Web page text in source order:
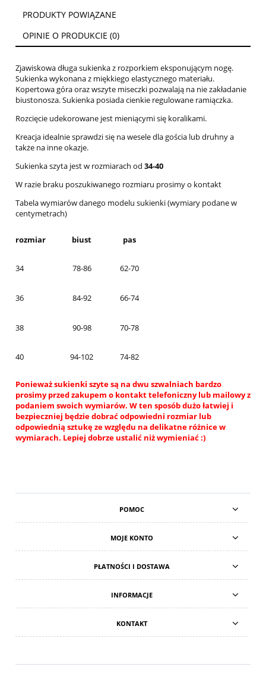
PRODUKTY POWIĄZANE
OPINIE O PRODUKCIE (0)
Zjawiskowa długa sukienka z rozporkiem eksponującym nogę.
Sukienka wykonana z miękkiego elastycznego materiału.
Kopertowa góra oraz wszyte miseczki pozwalają na nie zakładanie
biustonosza. Sukienka posiada cienkie regulowane ramiączka.
Rozcięcie udekorowane jest mieniącymi się koralikami.
Kreacja idealnie sprawdzi się na wesele dla gościa lub druhny a
także na inne okazje.
Sukienka szyta jest w rozmiarach od 34-40
W razie braku poszukiwanego rozmiaru prosimy o kontakt
Tabela wymiarów danego modelu sukienki (wymiary podane w
centymetrach)
rozmiar biust pas
34 78-86 62-70
36 84-92 66-74
38 90-98 70-78
40 94-102 74-82
Ponieważ sukienki szyte są na dwu szwalniach bardzo
prosimy przed zakupem o kontakt telefoniczny lub mailowy z
podaniem swoich wymiarów. W ten sposób dużo łatwiej i
bezpieczniej będzie dobrać odpowiedni rozmiar lub
odpowiednią sztukę ze względu na delikatne różnice w
wymiarach. Lepiej dobrze ustalić niż wymieniać :)
POMOC
MOJE KONTO
PŁATNOŚCI I DOSTAWA
INFORMACJE
KONTAKT